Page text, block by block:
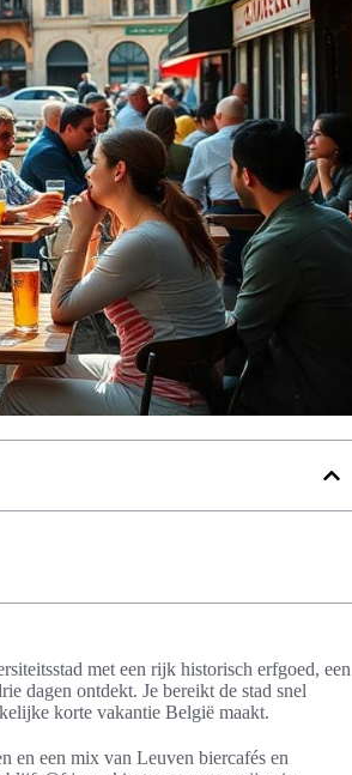
met een rijk historisch erfgoed, een
dagen ontdekt. Je bereikt de stad snel
korte vakantie België maakt.
en een mix van Leuven biercafés en